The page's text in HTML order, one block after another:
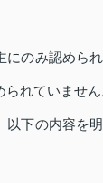
にのみ認めら
れていません
以下の内容を